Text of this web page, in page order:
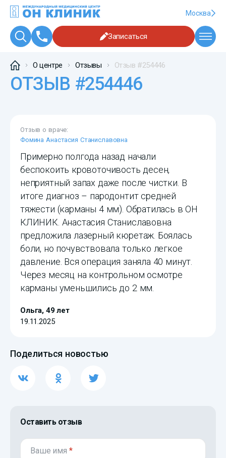
Москва
Записаться
О центре Отзывы Отзыв #254446
ОТЗЫВ #254446
Отзыв о враче:
Фомина Анастасия Станиславовна
Примерно полгода назад начали
беспокоить кровоточивость десен,
неприятный запах даже после чистки. В
итоге диагноз – пародонтит средней
тяжести (карманы 4 мм). Обратилась в ОН
КЛИНИК. Анастасия Станиславовна
предложила лазерный кюретаж. Боялась
боли, но почувствовала только легкое
давление. Вся операция заняла 40 минут.
Через месяц на контрольном осмотре
карманы уменьшились до 2 мм.
Ольга, 49 лет
19.11.2025
Поделиться новостью
Оставить отзыв
Ваше имя *